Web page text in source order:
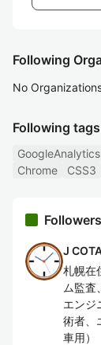
Following
No
Following tags
GoogleAnalytics
Chrome
CSS3
Followers
J
札幌在
ム監査
エンジ
術者、
車用）